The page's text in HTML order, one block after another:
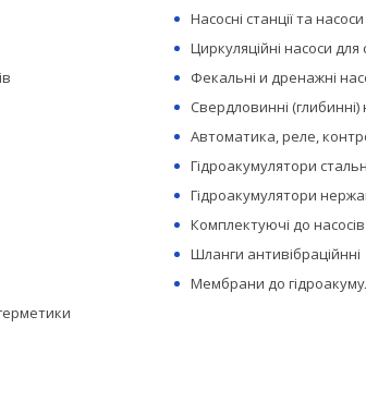
Насосні станції та
Циркуляційні насоси
Фекальні и дренажні
Свердловинні (глибинні)
Автоматика, реле,
Гідроакумулятори
Гідроакумулятори
Комплектуючі до насосів
Шланги антивібраційнні
Мембрани до